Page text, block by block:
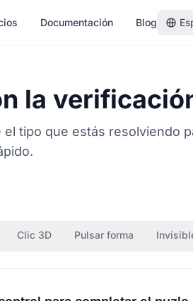
Documentación Blog
la
el tipo que estás resolviendo
Clic 3D Pulsar forma